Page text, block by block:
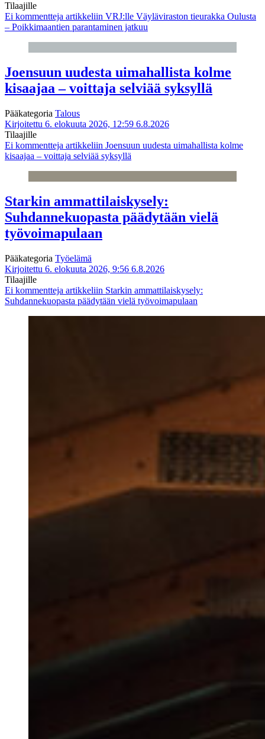
Tilaajille
Ei kommentteja artikkeliin VRJ:lle Väyläviraston tieurakka Oulusta
– Poikkimaantien parantaminen jatkuu
Joensuun uudesta uimahallista kolme
kisaajaa – voittaja selviää syksyllä
Pääkategoria Talous
Kirjoitettu 6. elokuuta 2026, 12:59 6.8.2026
Tilaajille
Ei kommentteja artikkeliin Joensuun uudesta uimahallista kolme
kisaajaa – voittaja selviää syksyllä
Starkin ammattilaiskysely:
Suhdannekuopasta päädytään vielä
työvoimapulaan
Pääkategoria Työelämä
Kirjoitettu 6. elokuuta 2026, 9:56 6.8.2026
Tilaajille
Ei kommentteja artikkeliin Starkin ammattilaiskysely:
Suhdannekuopasta päädytään vielä työvoimapulaan